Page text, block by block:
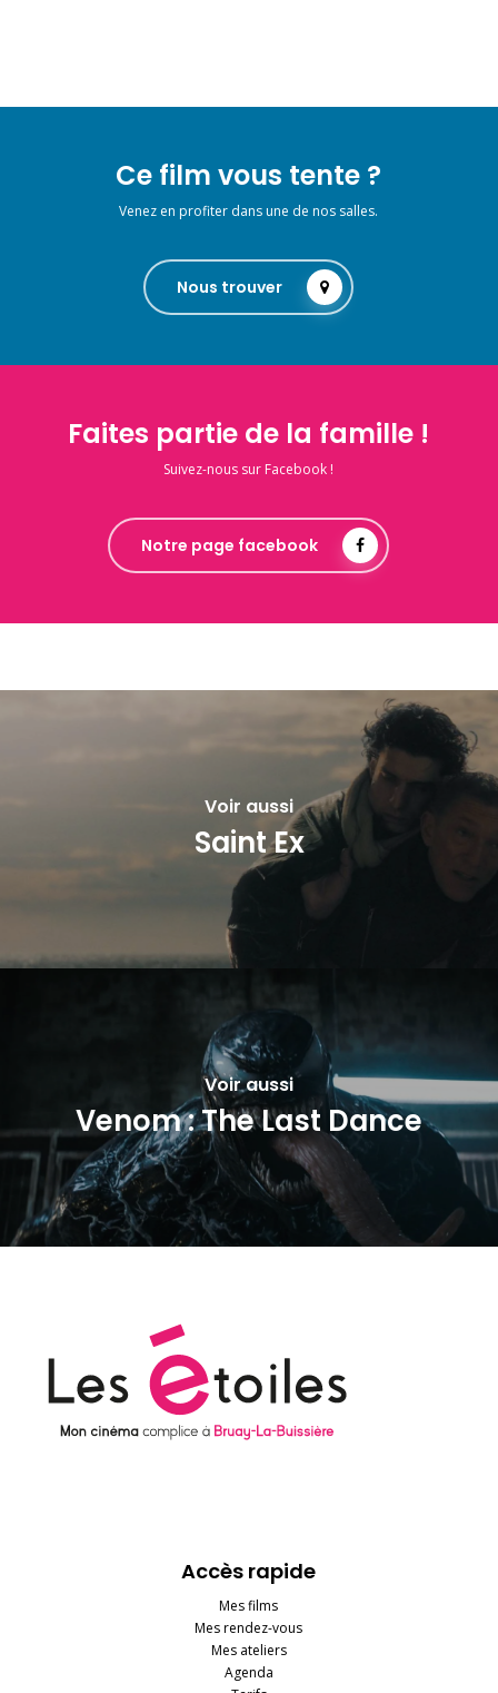
Ce film vous tente ?
Venez en profiter dans une de nos salles.
Nous trouver
Faites partie de la famille !
Suivez-nous sur Facebook !
Notre page facebook
Voir aussi
Saint Ex
Voir aussi
Venom : The Last Dance
Accès rapide
Mes films
Mes rendez-vous
Mes ateliers
Agenda